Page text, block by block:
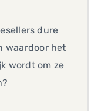
dure
waardoor het
wordt om ze